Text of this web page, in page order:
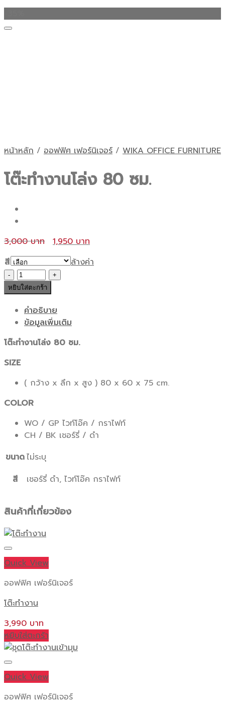
หน้าหลัก / ออฟฟิศ เฟอร์นิเจอร์ / WIKA OFFICE FURNITURE
โต๊ะทำงานโล่ง 80 ซม.
3,000
Original
price
was:
3,000 ฿.
1,950
สี
ล้างค่า
จำนวน
โต๊ะ
ทำงาน
โล่ง
80
ซม.
ชิ้น
หยิบใส่ตะกร้า
คำอธิบาย
ข้อมูลเพิ่มเติม
โต๊ะทำงานโล่ง 80 ซม.
SIZE
( กว้าง x ลึก x สูง ) 80 x 60 x 75 cm.
COLOR
WO / GP ไวท์โอ๊ค / กราไฟท์
CH / BK เชอร์รี่ / ดำ
ขนาดไม่ระบุ
สี
เชอร์รี่ ดำ, ไวท์โอ๊ค กราไฟท์
สินค้าที่เกี่ยวข้อง
Quick View
ออฟฟิศ เฟอร์นิเจอร์
โต๊ะทำงาน
3,990
หยิบใส่ตะกร้า
Quick View
ออฟฟิศ เฟอร์นิเจอร์